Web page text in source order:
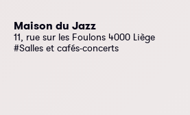
Maison du Jazz
11, rue sur les Foulons 4000 Liège
#Salles et cafés-concerts